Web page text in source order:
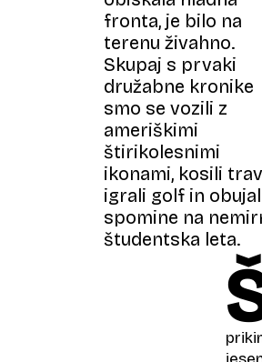
fronta, je bilo na
terenu živahno.
Skupaj s prvaki
družabne kronike
smo se vozili z
ameriškimi
štirikolesnimi
ikonami, kosili
igrali golf in
spomine na
študentska leta.